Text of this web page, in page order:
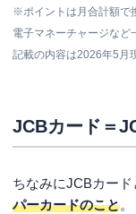
※ポイントは月合計額で
電子マネーチャージなど
記載の内容は2026年5月
JCBカード＝
ちなみにJCBカード
パーカードのこと。